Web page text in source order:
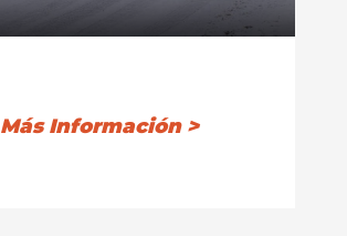
Más Información >